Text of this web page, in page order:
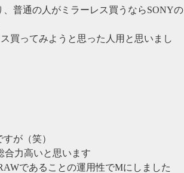
普通の人がミラーレス買うならSONYの
買ってみようと思った人用と思いまし
が（笑）
合力高いと思います
であることの運用性でMにしました